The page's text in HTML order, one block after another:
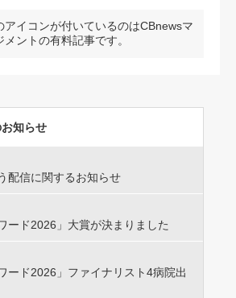
アイコンが付いているのはCBnewsマ
メントの有料記事です。
知らせ
配信に関するお知らせ
ード2026」大賞が決まりました
ード2026」ファイナリスト4病院出